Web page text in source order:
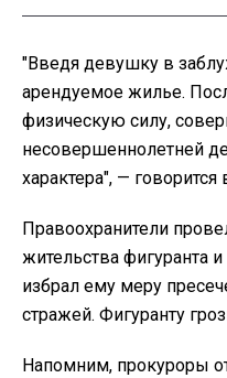
"Введя девушку в
арендуемое жилье.
физическую силу,
несовершеннолетней
характера", —
Правоохранители
жительства фигуранта
избрал ему меру
стражей. Фигуранту
Напомним, прокуроры